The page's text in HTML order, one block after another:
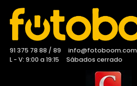
91 375 78 88 / 89
info@fotoboom.com
L - V: 9:00 a 19:15
Sábados cerrado